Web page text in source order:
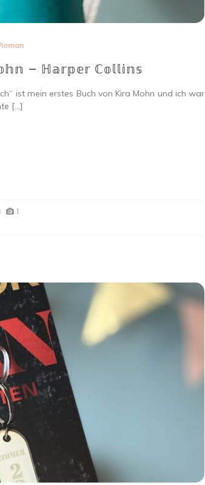
– ℍ𝕒𝕣𝕡𝕖𝕣 ℂ𝕠𝕝𝕝𝕚𝕟𝕤
ist mein erstes Buch von Kira Mohn und ich war
[…]
1